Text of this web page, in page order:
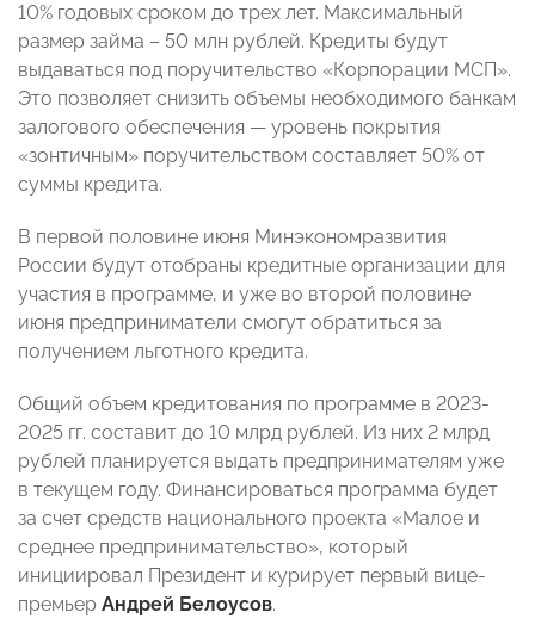
10% годовых сроком до трех лет. Максимальный
размер займа – 50 млн рублей. Кредиты будут
выдаваться под поручительство «Корпорации МСП».
Это позволяет снизить объемы необходимого банкам
залогового обеспечения — уровень покрытия
«зонтичным» поручительством составляет 50% от
суммы кредита.
В первой половине июня Минэкономразвития
России будут отобраны кредитные организации для
участия в программе, и уже во второй половине
июня предприниматели смогут обратиться за
получением льготного кредита.
Общий объем кредитования по программе в 2023-
2025 гг. составит до 10 млрд рублей. Из них 2 млрд
рублей планируется выдать предпринимателям уже
в текущем году. Финансироваться программа будет
за счет средств национального проекта «Малое и
среднее предпринимательство», который
инициировал Президент и курирует первый вице-
премьер Андрей Белоусов.